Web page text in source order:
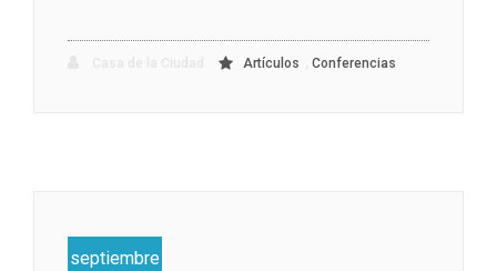
Artículos Conferencias
septiembre